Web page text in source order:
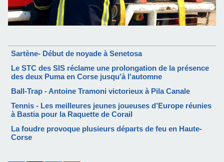
Sartène- Début de noyade à Senetosa
Le STC des SIS réclame une prolongation de la présence
des deux Puma en Corse jusqu'à l'automne
Ball-Trap - Antoine Tramoni victorieux à Pila Canale
Tennis - Les meilleures jeunes joueuses d’Europe réunies
à Bastia pour la Raquette de Corail
La foudre provoque plusieurs départs de feu en Haute-
Corse